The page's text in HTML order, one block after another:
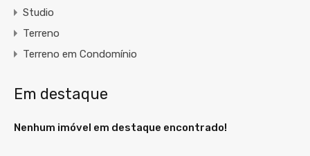
Studio
Terreno
Terreno em Condomínio
Em destaque
Nenhum imóvel em destaque encontrado!